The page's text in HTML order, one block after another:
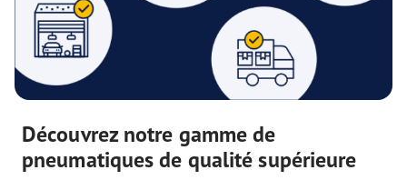
Découvrez notre gamme de
pneumatiques de qualité supérieure